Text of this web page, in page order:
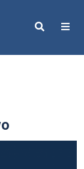
Search